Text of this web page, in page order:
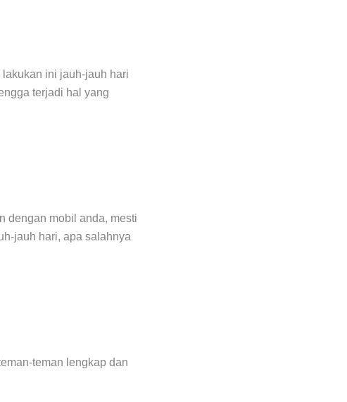
ini jauh-jauh hari
terjadi hal yang
dengan mobil anda, mesti
jauh hari, apa salahnya
teman lengkap dan